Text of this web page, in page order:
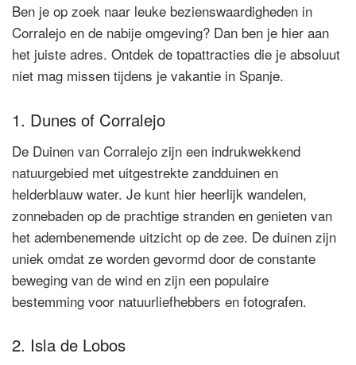
Ben je op zoek naar leuke bezienswaardigheden in
Corralejo en de nabije omgeving? Dan ben je hier aan
het juiste adres. Ontdek de topattracties die je absoluut
niet mag missen tijdens je vakantie in Spanje.
1. Dunes of Corralejo
De Duinen van Corralejo zijn een indrukwekkend
natuurgebied met uitgestrekte zandduinen en
helderblauw water. Je kunt hier heerlijk wandelen,
zonnebaden op de prachtige stranden en genieten van
het adembenemende uitzicht op de zee. De duinen zijn
uniek omdat ze worden gevormd door de constante
beweging van de wind en zijn een populaire
bestemming voor natuurliefhebbers en fotografen.
2. Isla de Lobos